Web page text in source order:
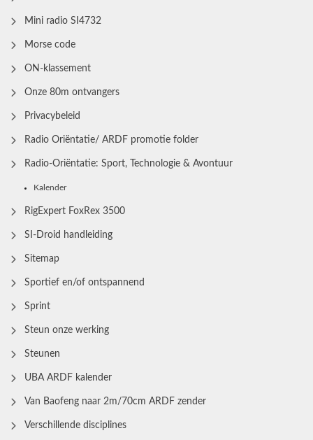
Mini radio SI4732
Morse code
ON-klassement
Onze 80m ontvangers
Privacybeleid
Radio Oriëntatie/ ARDF promotie folder
Radio‑Oriëntatie: Sport, Technologie & Avontuur
Kalender
RigExpert FoxRex 3500
SI-Droid handleiding
Sitemap
Sportief en/of ontspannend
Sprint
Steun onze werking
Steunen
UBA ARDF kalender
Van Baofeng naar 2m/70cm ARDF zender
Verschillende disciplines